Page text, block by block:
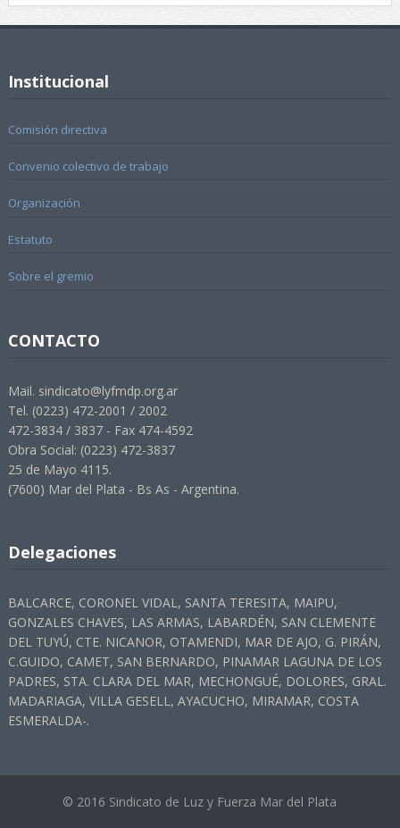
Institucional
Comisión directiva
Convenio colectivo de trabajo
Organización
Estatuto
Sobre el gremio
CONTACTO
Mail. sindicato@lyfmdp.org.ar
Tel. (0223) 472-2001 / 2002
472-3834 / 3837 - Fax 474-4592
Obra Social: (0223) 472-3837
25 de Mayo 4115.
(7600) Mar del Plata - Bs As - Argentina.
Delegaciones
BALCARCE, CORONEL VIDAL, SANTA TERESITA, MAIPU,
GONZALES CHAVES, LAS ARMAS, LABARDÉN, SAN CLEMENTE
DEL TUYÚ, CTE. NICANOR, OTAMENDI, MAR DE AJO, G. PIRÁN,
C.GUIDO, CAMET, SAN BERNARDO, PINAMAR LAGUNA DE LOS
PADRES, STA. CLARA DEL MAR, MECHONGUÉ, DOLORES, GRAL.
MADARIAGA, VILLA GESELL, AYACUCHO, MIRAMAR, COSTA
ESMERALDA-.
© 2016 Sindicato de Luz y Fuerza Mar del Plata